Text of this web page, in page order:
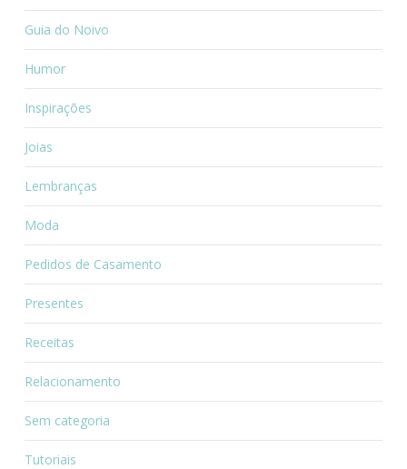
Guia do Noivo
Humor
Inspirações
Joias
Lembranças
Moda
Pedidos de Casamento
Presentes
Receitas
Relacionamento
Sem categoria
Tutoriais